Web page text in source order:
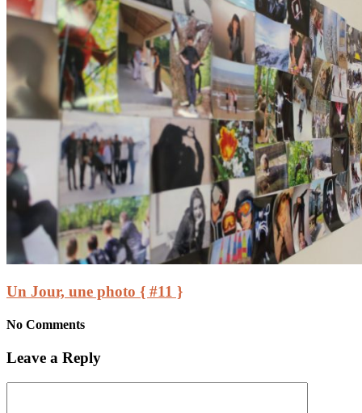
Un Jour, une photo { #11 }
No Comments
Leave a Reply